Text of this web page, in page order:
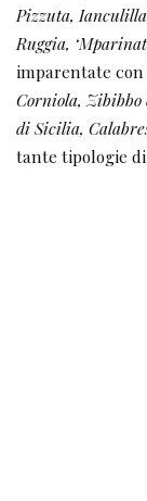
Pizzuta,
Ruggia,
imparentate
Corniola,
di Sicilia,
tante tipologie